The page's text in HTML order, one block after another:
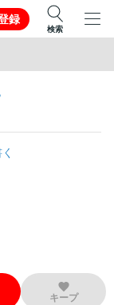
録
検索
キープ